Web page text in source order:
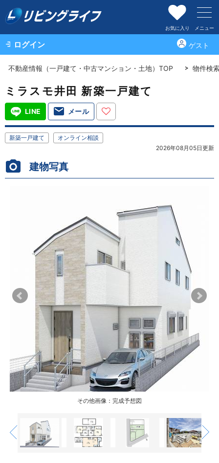
お気に入り メニュー
ログイン ゲスト
不動産情報（一戸建て・中古マンション・土地）TOP 物件検
ミラスモ井田 新築一戸建て
LINE メール
新築一戸建て
オンライン相談
2026年08月05日更新
建物写真
その他画像：完成予想図
その他画像：完成予想図